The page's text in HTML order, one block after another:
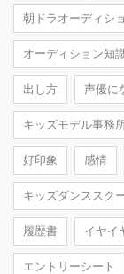
朝ドラオーディシ
オーディション知
出し方 声優に
キッズモデル事務
好印象 感情
キッズダンススク
履歴書 イヤイ
エントリーシート